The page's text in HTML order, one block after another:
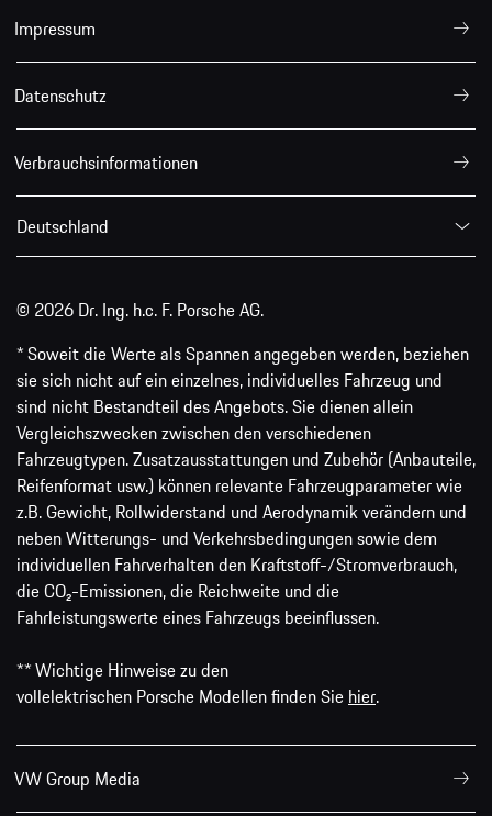
Impressum
Datenschutz
Verbrauchsinformationen
Deutschland
© 2026 Dr. Ing. h.c. F. Porsche AG.
* Soweit die Werte als Spannen angegeben werden, beziehen
sie sich nicht auf ein einzelnes, individuelles Fahrzeug und
sind nicht Bestandteil des Angebots. Sie dienen allein
Vergleichszwecken zwischen den verschiedenen
Fahrzeugtypen. Zusatzausstattungen und Zubehör (Anbauteile,
Reifenformat usw.) können relevante Fahrzeugparameter wie
z.B. Gewicht, Rollwiderstand und Aerodynamik verändern und
neben Witterungs- und Verkehrsbedingungen sowie dem
individuellen Fahrverhalten den Kraftstoff-/Stromverbrauch,
die CO₂-Emissionen, die Reichweite und die
Fahrleistungswerte eines Fahrzeugs beeinflussen.
** Wichtige Hinweise zu den
vollelektrischen Porsche Modellen finden Sie hier.
VW Group Media